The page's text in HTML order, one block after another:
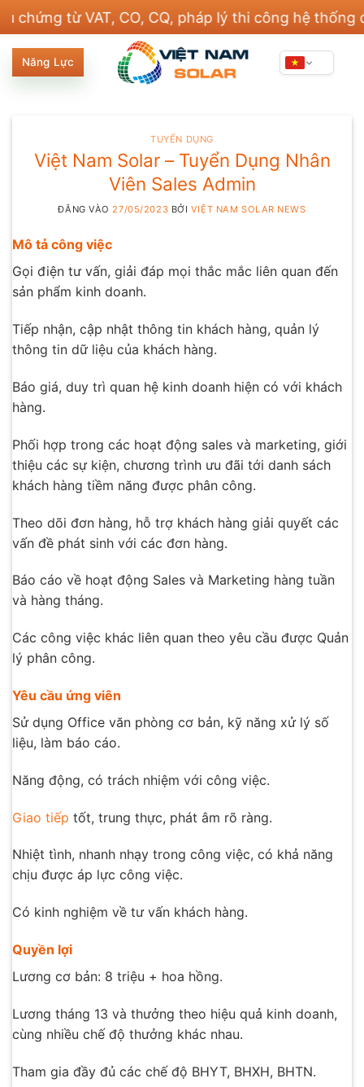
nội
dung
từ VAT, CO, CQ, pháp lý thi công hệ thống điện
Năng Lực
TUYỂN DỤNG
Việt Nam Solar – Tuyển Dụng Nhân
Viên Sales Admin
ĐĂNG VÀO27/05/2023 BỞI VIỆT NAM SOLAR NEWS
Mô tả công việc
Gọi điện tư vấn, giải đáp mọi thắc mắc liên quan đến
sản phẩm kinh doanh.
Tiếp nhận, cập nhật thông tin khách hàng, quản lý
thông tin dữ liệu của khách hàng.
Báo giá, duy trì quan hệ kinh doanh hiện có với khách
hàng.
Phối hợp trong các hoạt động sales và marketing, giới
thiệu các sự kiện, chương trình ưu đãi tới danh sách
khách hàng tiềm năng được phân công.
Theo dõi đơn hàng, hỗ trợ khách hàng giải quyết các
vấn đề phát sinh với các đơn hàng.
Báo cáo về hoạt động Sales và Marketing hàng tuần
và hàng tháng.
Các công việc khác liên quan theo yêu cầu được Quản
lý phân công.
Yêu cầu ứng viên
Sử dụng Office văn phòng cơ bản, kỹ năng xử lý số
liệu, làm báo cáo.
Năng động, có trách nhiệm với công việc.
Giao tiếp tốt, trung thực, phát âm rõ ràng.
Nhiệt tình, nhanh nhạy trong công việc, có khả năng
chịu được áp lực công việc.
Có kinh nghiệm về tư vấn khách hàng.
Quyền lợi
Lương cơ bản: 8 triệu + hoa hồng.
Lương tháng 13 và thưởng theo hiệu quả kinh doanh,
cùng nhiều chế độ thưởng khác nhau.
Tham gia đầy đủ các chế độ BHYT, BHXH, BHTN.